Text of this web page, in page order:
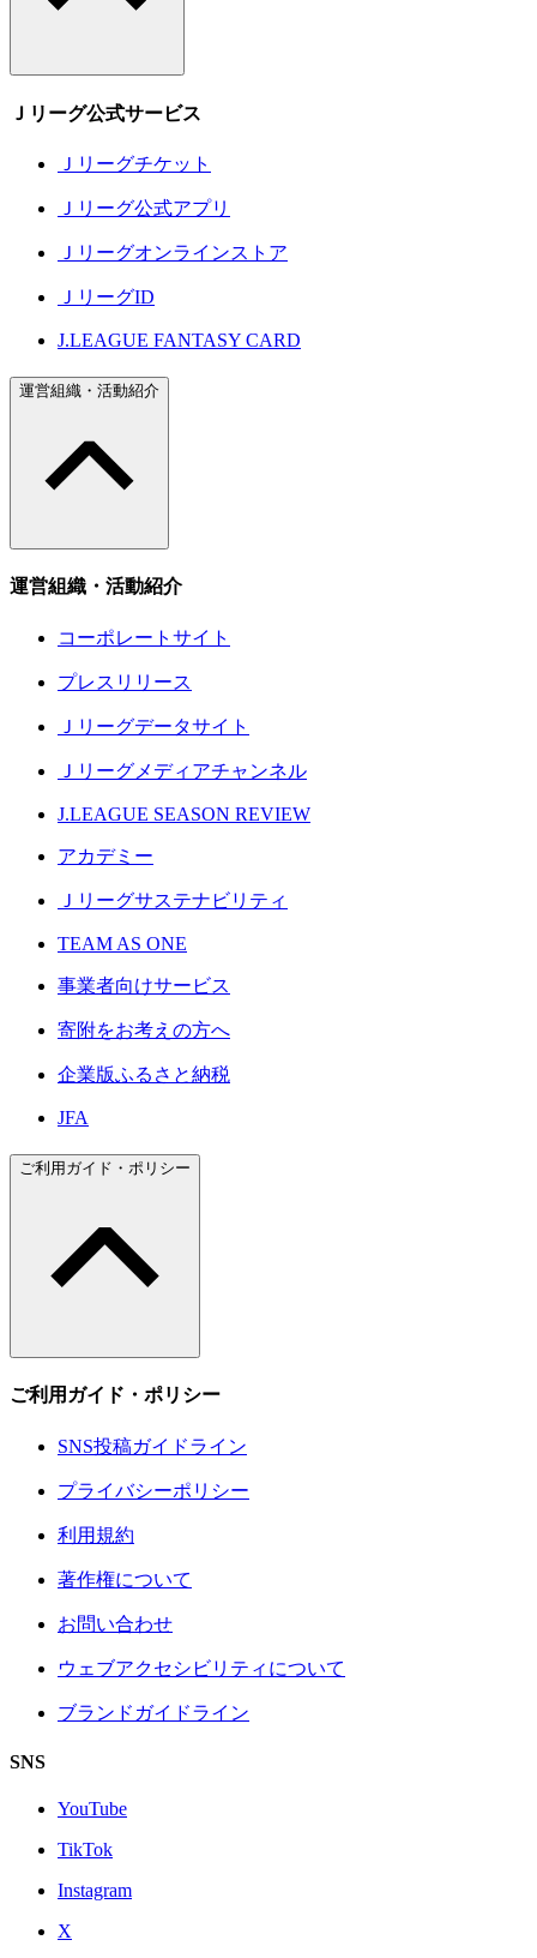
Ｊリーグ公式サービス
Ｊリーグチケット
Ｊリーグ公式アプリ
Ｊリーグオンラインストア
ＪリーグID
J.LEAGUE FANTASY CARD
運営組織・活動紹介
運営組織・活動紹介
コーポレートサイト
プレスリリース
Ｊリーグデータサイト
Ｊリーグメディアチャンネル
J.LEAGUE SEASON REVIEW
アカデミー
Ｊリーグサステナビリティ
TEAM AS ONE
事業者向けサービス
寄附をお考えの方へ
企業版ふるさと納税
JFA
ご利用ガイド・ポリシー
ご利用ガイド・ポリシー
SNS投稿ガイドライン
プライバシーポリシー
利用規約
著作権について
お問い合わせ
ウェブアクセシビリティについて
ブランドガイドライン
SNS
YouTube
TikTok
Instagram
X